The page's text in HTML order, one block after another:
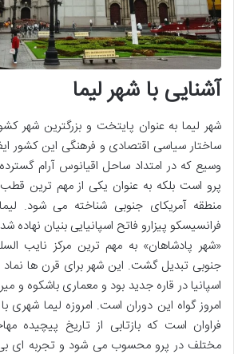
آشنایی با شهر لیما
شهر لیما به عنوان پایتخت و بزرگترین شهر
ساختار سیاسی اقتصادی و فرهنگی این کشور
وسیع که در امتداد ساحل اقیانوس آرام
پرو است بلکه به عنوان یکی از مهم ترین
فرانسیسکو پیزارو فاتح اسپانیایی بنیان
«شهر پادشاهان» به مهم ترین مرکز نایب
جنوبی تبدیل گشت. این شهر برای قرن ها نماد
اسپانیا در قاره جدید بود و معماری باشکوه و
امروز گواه این دوران است. امروزه لیما شهری
فراوان است که بازتابی از تاریخ پیچیده
مختلف در پرو محسوب می شود و تجربه ای